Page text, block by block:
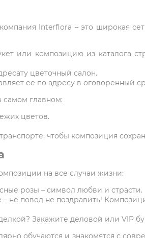
Interflora – это широкая
или композицию из каталога
цветочный салон.
ее по адресу в оговоренный
самом главном:
цветов.
чтобы композиция
на все случаи жизни:
розы – символ любви и страсти.
не повод не поздравить!
Закажите деловой или VIP
обучаются и знакомятся с